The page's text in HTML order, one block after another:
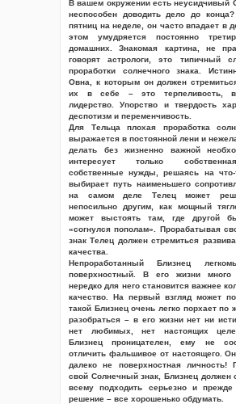
В вашем окружении есть неусидчивый
неспособен доводить дело до
пятниц на неделе, он часто впадает в
этом умудряется постоянно
домашних. Знакомая картина, не
говорят астрологи, это типичный
проработки солнечного знака.
Овна, к которым он должен
их в себе – это терпеливость,
лидерство. Упорство и твердость
деспотизм и переменчивость.
Для Тельца плохая проработка
выражается в постоянной лени и
делать без жизненно важной
интересует только
собственные нужды, решаясь на что-
выбирает путь наименьшего
на самом деле Телец может
непосильно другим, как мощный
может выстоять там, где другой
«согнулся пополам». Прорабатывая
знак Телец должен стремиться
качества.
Непроработанный Близнец
поверхностный. В его жизни много
нередко для него становится важнее
качество. На первый взгляд может
такой Близнец очень легко порхает по
разобраться – в его жизни нет ни
нет любимых, нет настоящих
Близнец проницателен, ему не
отличить фальшивое от настоящего.
далеко не поверхностная личность!
свой Солнечный знак, Близнец должен
всему подходить серьезно и
решение – все хорошенько обдумать.